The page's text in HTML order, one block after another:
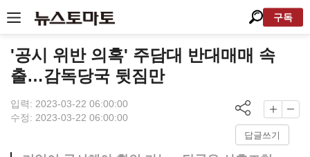
구독
'공시 위반 의혹' 주담대 반대매매 속
출…감독당국 뒷짐만
입력: 2023-03-22 06:00:00
수정: 2023-03-22 06:00:00
답글쓰기